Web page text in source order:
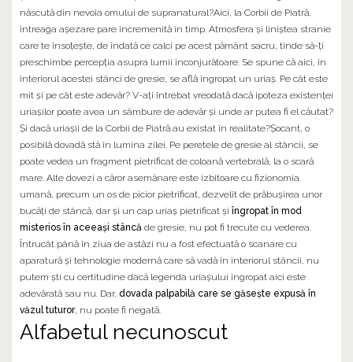
născută din nevoia omului de supranatural?Aici, la Corbii de Piatră,
întreaga așezare pare încremenită în timp. Atmosfera și liniștea stranie
care te însoțește, de îndată ce calci pe acest pământ sacru, tinde să-ți
preschimbe percepția asupra lumii înconjurătoare. Se spune că aici, în
interiorul acestei stânci de gresie, se află îngropat un uriaș. Pe cât este
mit și pe cât este adevăr? V-ați întrebat vreodată dacă ipoteza existenței
uriașilor poate avea un sâmbure de adevăr și unde ar putea fi el căutat?
Și dacă uriașii de la Corbii de Piatră au existat în realitate?Șocant, o
posibilă dovadă stă în lumina zilei. Pe peretele de gresie al stâncii, se
poate vedea un fragment pietrificat de coloană vertebrală, la o scară
mare. Alte dovezi a căror asemănare este izbitoare cu fizionomia
umană, precum un os de picior pietrificat, dezvelit de prăbușirea unor
bucăți de stâncă, dar și un cap uriaș pietrificat și îngropat în mod
misterios în aceeași stâncă de gresie, nu pot fi trecute cu vederea.
Întrucât până în ziua de astăzi nu a fost efectuată o scanare cu
aparatură și tehnologie modernă care să vadă în interiorul stâncii, nu
putem ști cu certitudine dacă legenda uriașului îngropat aici este
adevărată sau nu. Dar, dovada palpabilă care se găsește expusă în
văzul tuturor, nu poate fi negată.
Alfabetul necunoscut